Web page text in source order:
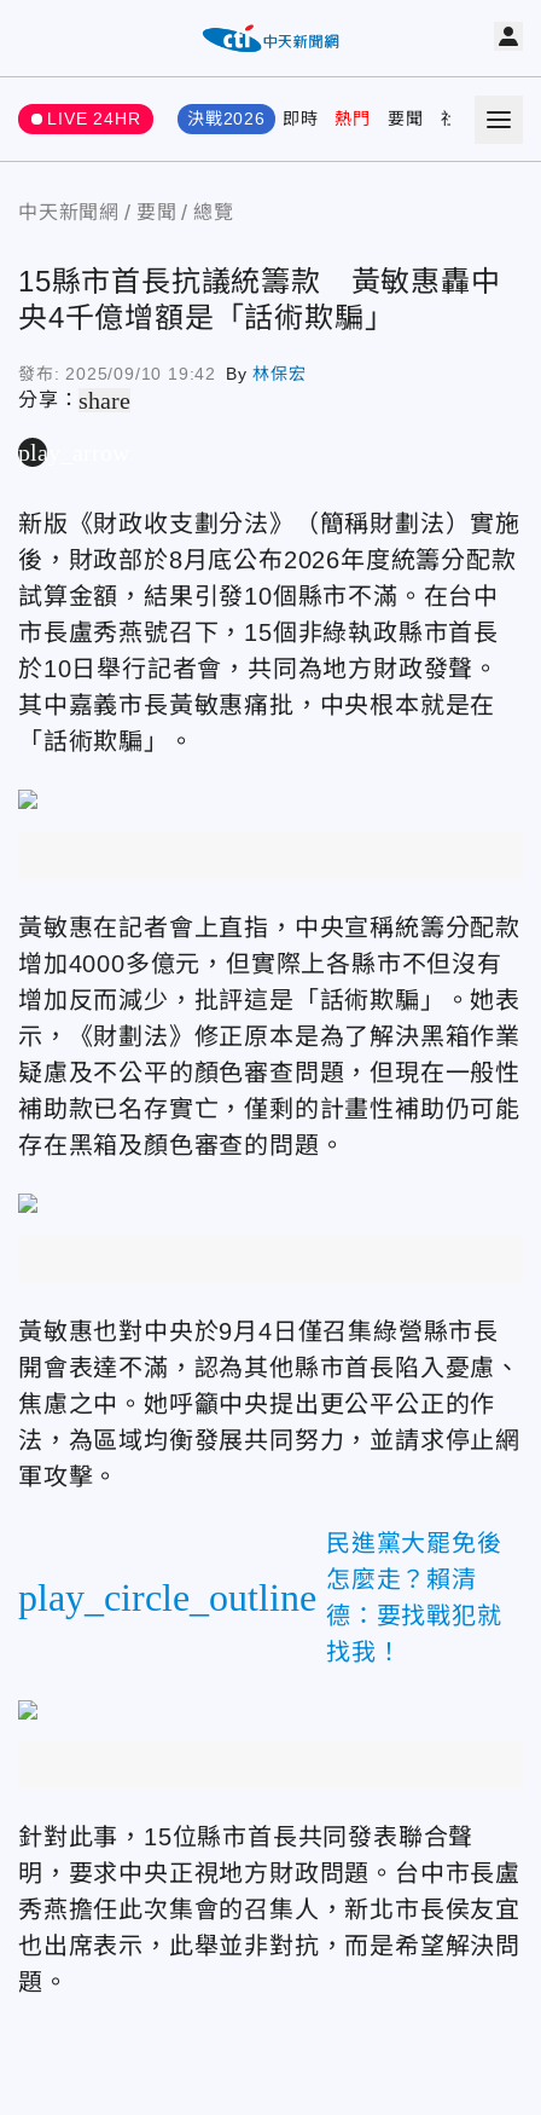
LIVE 24HR 決戰2026 即時 熱門 要聞 社會 娛樂
中天新聞網 要聞 總覽
15縣市首長抗議統籌款 黃敏惠轟中
央4千億增額是「話術欺騙」
發布: 2025/09/10 19:42 By林保宏
分享：share
play_arrow
新版《財政收支劃分法》（簡稱財劃法）實施
後，財政部於8月底公布2026年度統籌分配款
試算金額，結果引發10個縣市不滿。在台中
市長盧秀燕號召下，15個非綠執政縣市首長
於10日舉行記者會，共同為地方財政發聲。
其中嘉義市長黃敏惠痛批， 中央根本就是在
「話術欺騙」。
黃敏惠在記者會上直指，中央宣稱統籌分配款
增加4000多億元，但實際上各縣市不但沒有
增加反而減少，批評這是「話術欺騙」。她表
示，《財劃法》 修正原本是為了解決黑箱作業
疑慮及不公平的顏色審查問題，但現在一般性
補助款已名存實亡，僅剩的計畫性補助仍可能
存在黑箱及顏色審查的問題。
黃敏惠也對中央於9月4日僅召集綠營縣市長
開會表達不滿，認為其他縣市首長陷入憂慮、
焦慮之中。她呼籲中央提出更公平公正的作
法，為區域均衡發展共同努力，並請求停止網
軍攻擊。
play_circle_outline
民進黨大罷免後
怎麼走？賴清
德：要找戰犯就
找我！
針對此事，15位縣市首長共同發表聯合聲
明，要求中央正視地方財政問題。台中市長盧
秀燕擔任此次集會的召集人，新北市長侯友宜
也出席表示，此舉並非對抗，而是希望解決問
題。